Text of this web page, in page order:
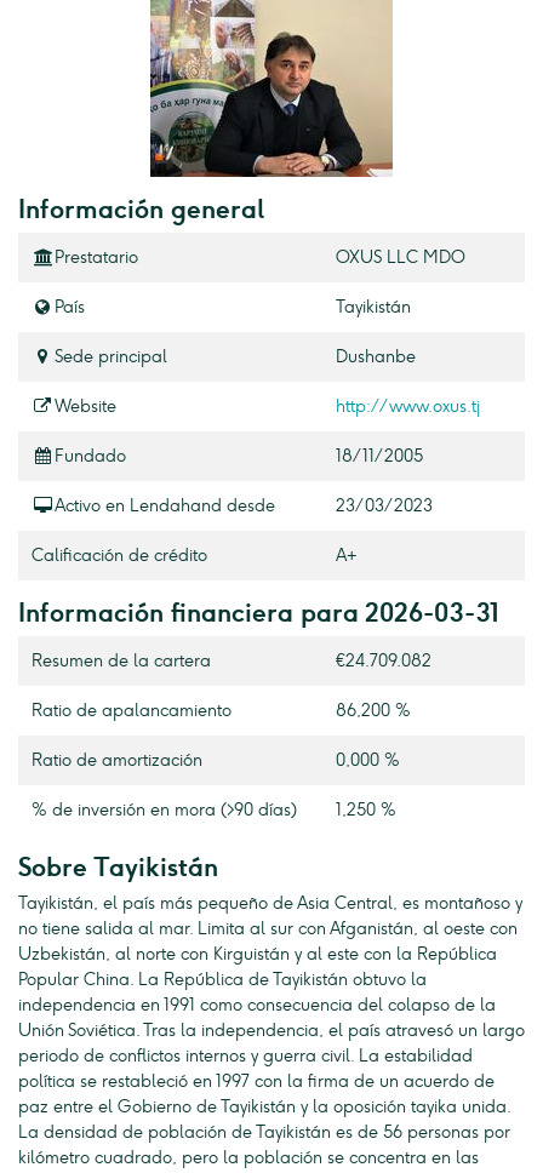
Información general
Prestatario OXUS LLC MDO
País Tayikistán
Sede principal Dushanbe
Website http://www.oxus.tj
Fundado 18/11/2005
Activo en Lendahand desde 23/03/2023
Calificación de crédito A+
Información financiera para 2026-03-31
Resumen de la cartera €24.709.082
Ratio de apalancamiento 86,200 %
Ratio de amortización 0,000 %
% de inversión en mora (>90 días) 1,250 %
Sobre Tayikistán
Tayikistán, el país más pequeño de Asia Central, es montañoso y
no tiene salida al mar. Limita al sur con Afganistán, al oeste con
Uzbekistán, al norte con Kirguistán y al este con la República
Popular China. La República de Tayikistán obtuvo la
independencia en 1991 como consecuencia del colapso de la
Unión Soviética. Tras la independencia, el país atravesó un largo
periodo de conflictos internos y guerra civil. La estabilidad
política se restableció en 1997 con la firma de un acuerdo de
paz entre el Gobierno de Tayikistán y la oposición tayika unida.
La densidad de población de Tayikistán es de 56 personas por
kilómetro cuadrado, pero la población se concentra en las